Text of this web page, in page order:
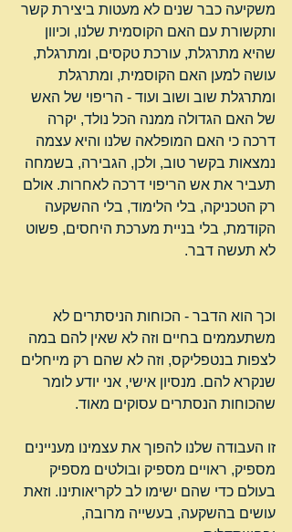
משקיעה כבר שנים לא מעטות ביצירת קשר
ותקשורת עם האם הקוסמית שלנו, וכיוון
שהיא מתרגלת, עורכת טקסים, ומתרגלת,
עושה למען האם הקוסמית, ומתרגלת
ומתרגלת שוב ושוב ועוד - הריפוי של האש
של האם הגדולה ממנה הכל נולד, יקרה
דרכה כי האם המופלאה שלנו והיא עצמה
נמצאות בקשר טוב, ולכן, הגבירה, בשמחה
תעביר את אש הריפוי דרכה לאחרות. אולם
רק הטכניקה, בלי הלימוד, בלי ההשקעה
הקודמת, בלי בניית מערכת היחסים, פשוט
לא תעשה דבר.
וכך הוא הדבר - הכוחות הניסתרים לא
משתעממים בחיים וזה לא שאין להם במה
לצפות בנטפליקס, וזה לא שהם רק מייחלים
שנקרא להם. מנסיון אישי, אני יודע לומר
שהכוחות הנסתרים עסוקים מאוד.
זו העבודה שלנו להפוך את עצמינו מעניינים
מספיק, ראויים מספיק ובולטים מספיק
בעולם כדי שהם ישימו לב לקריאותינו. וזאת
עושים בהשקעה, בעשייה מרובה,